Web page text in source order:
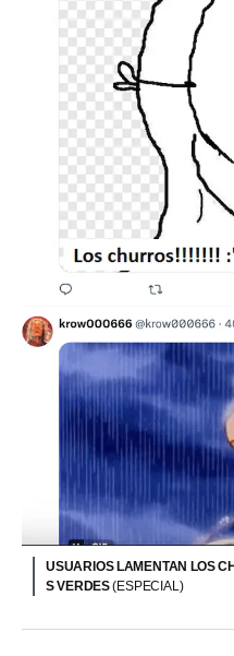
USUARIOS LAMENTAN LOS
S VERDES(ESPECIAL)